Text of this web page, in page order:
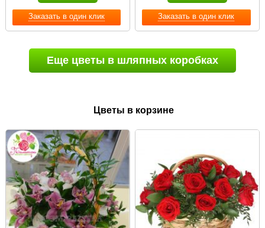
Заказать в один клик Заказать в один клик
Еще цветы в шляпных коробках
Цветы в корзине